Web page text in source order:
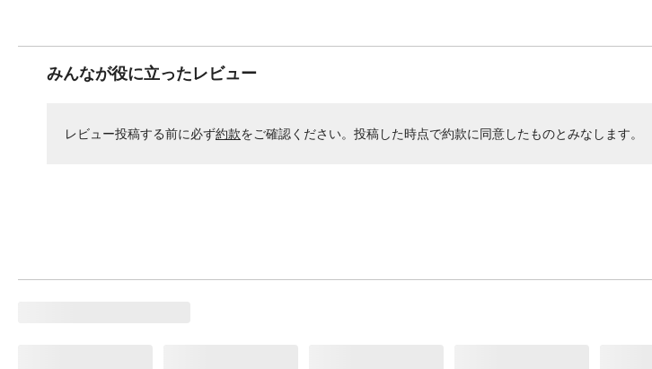
みんなが役に立ったレビュー
レビュー投稿する前に必ず約款をご確認ください。投稿した時点で約款に同意したものとみなします。